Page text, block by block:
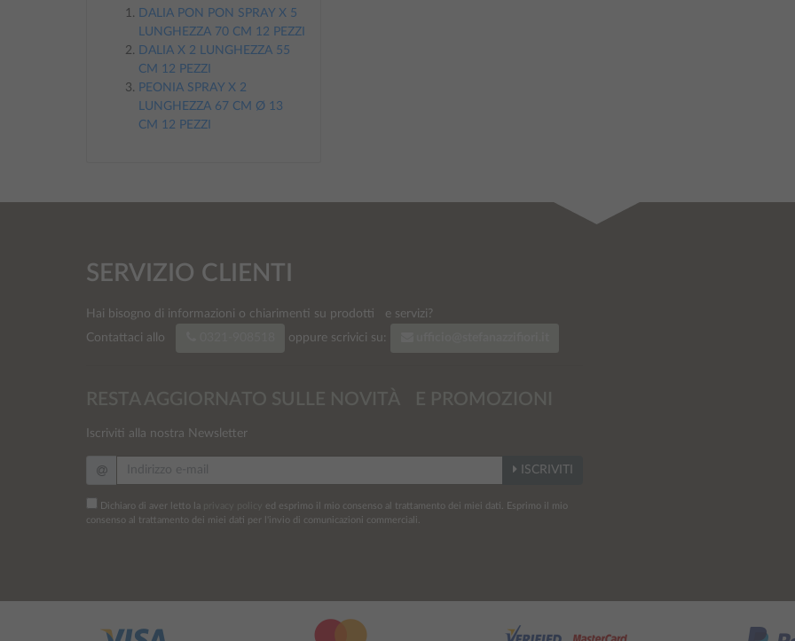
DALIA PON PON SPRAY X 5
LUNGHEZZA 70 CM 12 PEZZI
DALIA X 2 LUNGHEZZA 55
CM 12 PEZZI
PEONIA SPRAY X 2
LUNGHEZZA 67 CM Ø 13
CM 12 PEZZI
SERVIZIO CLIENTI
Hai bisogno di informazioni o chiarimenti su prodotti e servizi?
Contattaci allo
oppure scrivici su:
Iscriviti alla nostra Newsletter
ISCRIVITI
Dichiaro di aver letto la
ed esprimo il mio consenso al trattamento dei miei dati. Esprimo il mio
consenso al trattamento dei miei dati per l'invio di comunicazioni commerciali.